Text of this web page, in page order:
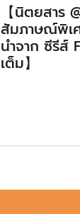
【นิตยสาร
สัมภาษณ์พิเ
นำจาก ซีรีส์
เต็ม】